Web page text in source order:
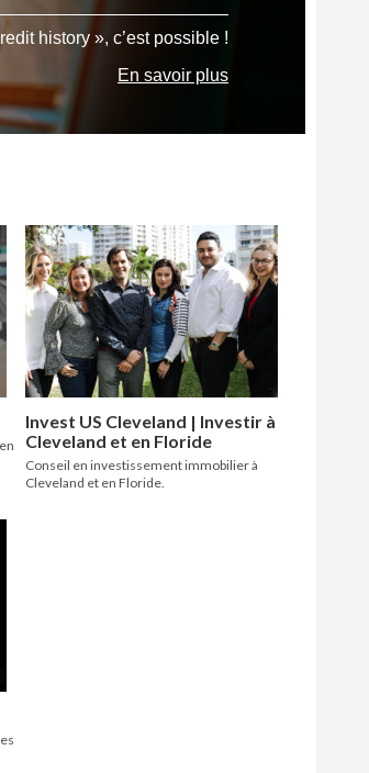
history », c’est possible !
En savoir plus
Invest US Cleveland | Investir à
Cleveland et en Floride
Conseil en investissement immobilier à
Cleveland et en Floride.